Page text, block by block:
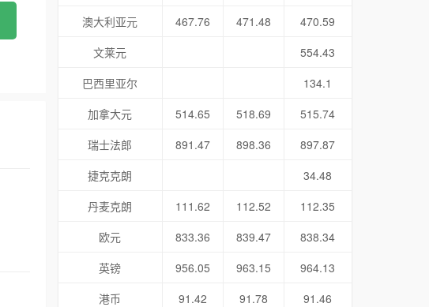
澳大利亚元
467.76 471.48
470.59
文莱元
554.43
巴西里亚尔
134.1
加拿大元
514.65 518.69
515.74
瑞士法郎
891.47 898.36
897.87
捷克克朗
34.48
丹麦克朗
111.62 112.52
112.35
欧元
833.36 839.47
838.34
英镑
956.05 963.15
964.13
港币
91.42 91.78
91.46